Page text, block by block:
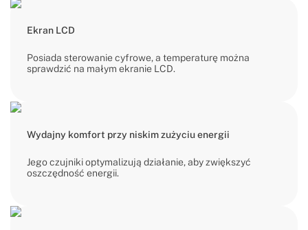
Ekran LCD
Posiada sterowanie cyfrowe, a temperaturę można
sprawdzić na małym ekranie LCD.
Wydajny komfort przy niskim zużyciu energii
Jego czujniki optymalizują działanie, aby zwiększyć
oszczędność energii.